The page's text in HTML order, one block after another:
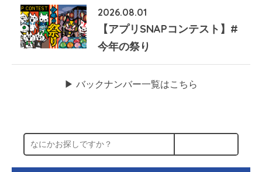
2026.08.01
【アプリSNAPコンテスト】#
今年の祭り
▶︎ バックナンバー一覧はこちら